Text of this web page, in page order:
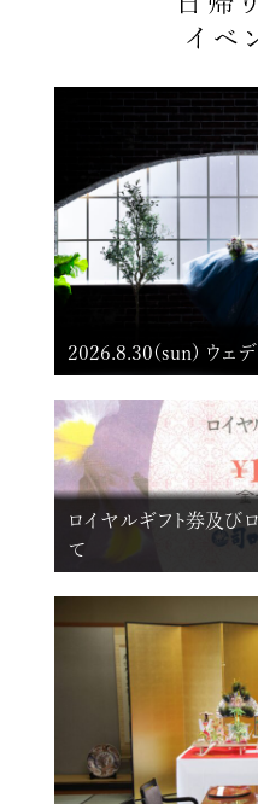
2026.8.30(sun) ウェデ
ロイヤルギフト券及び
て